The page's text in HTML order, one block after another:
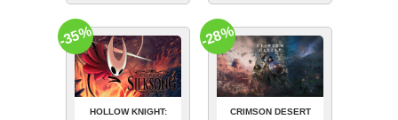
HOLLOW KNIGHT:
-35%
CRIMSON DESERT
-28%